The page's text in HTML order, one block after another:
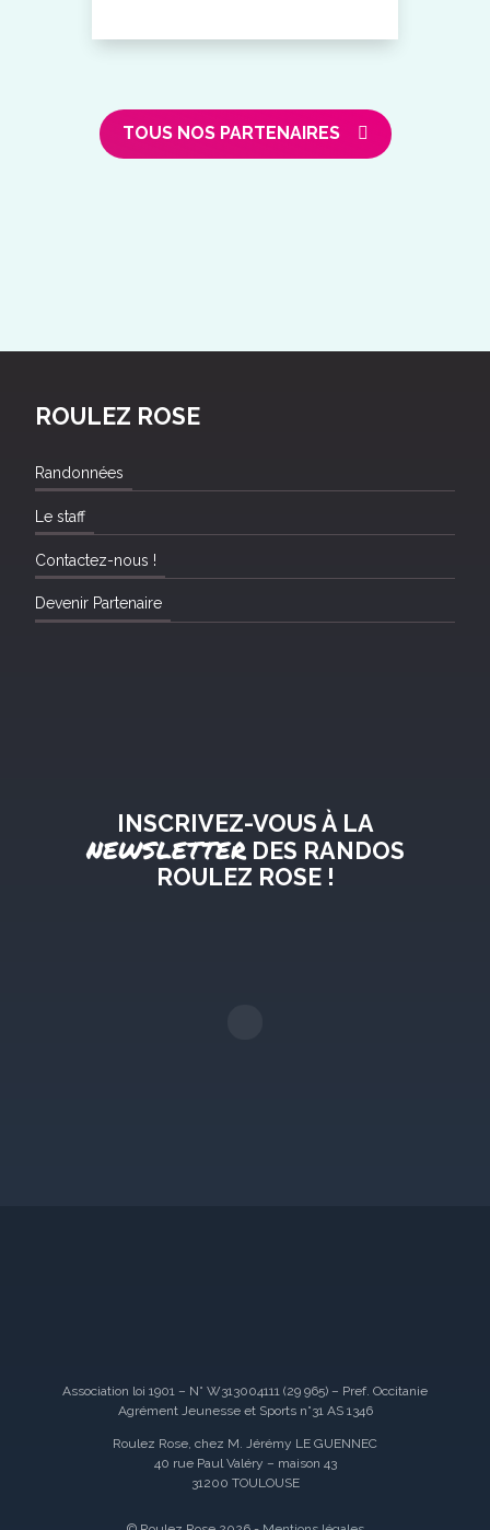
TOUS NOS PARTENAIRES
ROULEZ ROSE
Randonnées
Le staff
Contactez-nous !
Devenir Partenaire
INSCRIVEZ-VOUS À LA
NEWSLETTERDES RANDOS
ROULEZ ROSE !
Association loi 1901 – N° W313004111 (29 965) – Pref. Occitanie
Agrément Jeunesse et Sports n°31 AS 1346
Roulez Rose, chez M. Jérémy LE GUENNEC
40 rue Paul Valéry – maison 43
31200 TOULOUSE